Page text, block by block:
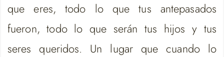
que eres, todo lo que tus antepasados
fueron, todo lo que serán tus hijos y tus
seres queridos. Un lugar que cuando lo